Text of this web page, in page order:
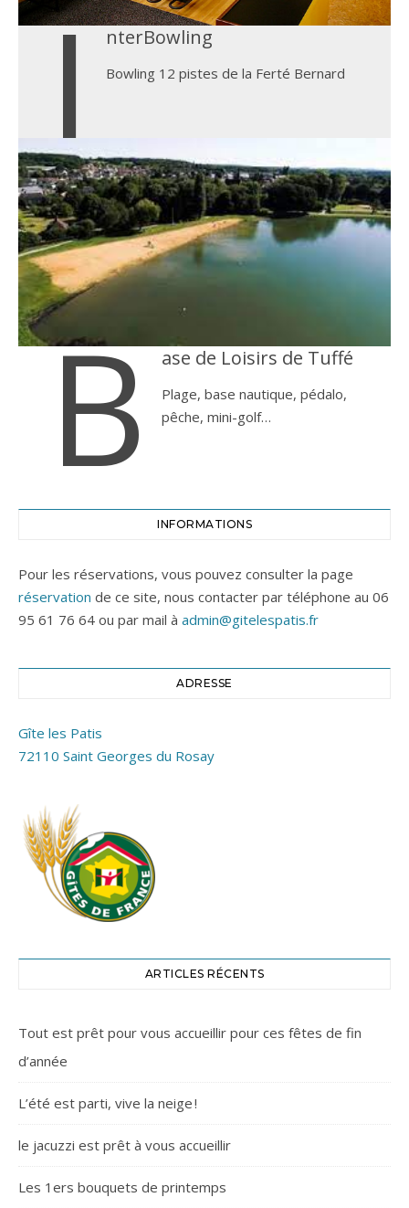
I nterBowling
Bowling 12 pistes de la Ferté Bernard
B ase de Loisirs de Tuffé
Plage, base nautique, pédalo,
pêche, mini-golf…
INFORMATIONS
Pour les réservations, vous pouvez consulter la page
réservation de ce site, nous contacter par téléphone au 06
95 61 76 64 ou par mail à admin@gitelespatis.fr
ADRESSE
Gîte les Patis
72110 Saint Georges du Rosay
ARTICLES RÉCENTS
Tout est prêt pour vous accueillir pour ces fêtes de fin
d’année
L’été est parti, vive la neige !
le jacuzzi est prêt à vous accueillir
Les 1ers bouquets de printemps